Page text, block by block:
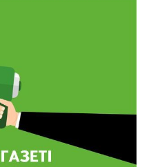
але безмежно
лісівник став асом
сіл: МБФ
здоров’я» підбив
клінік у Сумській